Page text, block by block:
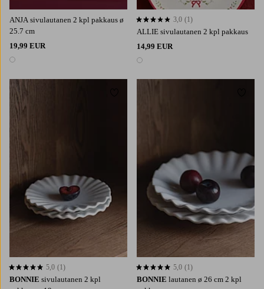
ANJA sivulautanen 2 kpl pakkaus ø
25.7 cm
19,99 EUR
1 väri
ALLIE sivulautanen 2 kpl pakkaus
14,99 EUR
1 väri
3,0 perustuen 1 arvosanaan
3,0 (1)
BONNIE sivulautanen 2 kpl
5,0 perustuen 1 arvosanaan
5,0 (1)
BONNIE lautanen ø 26 cm 2 kpl
5,0 perustuen 1 arvosanaan
5,0 (1)